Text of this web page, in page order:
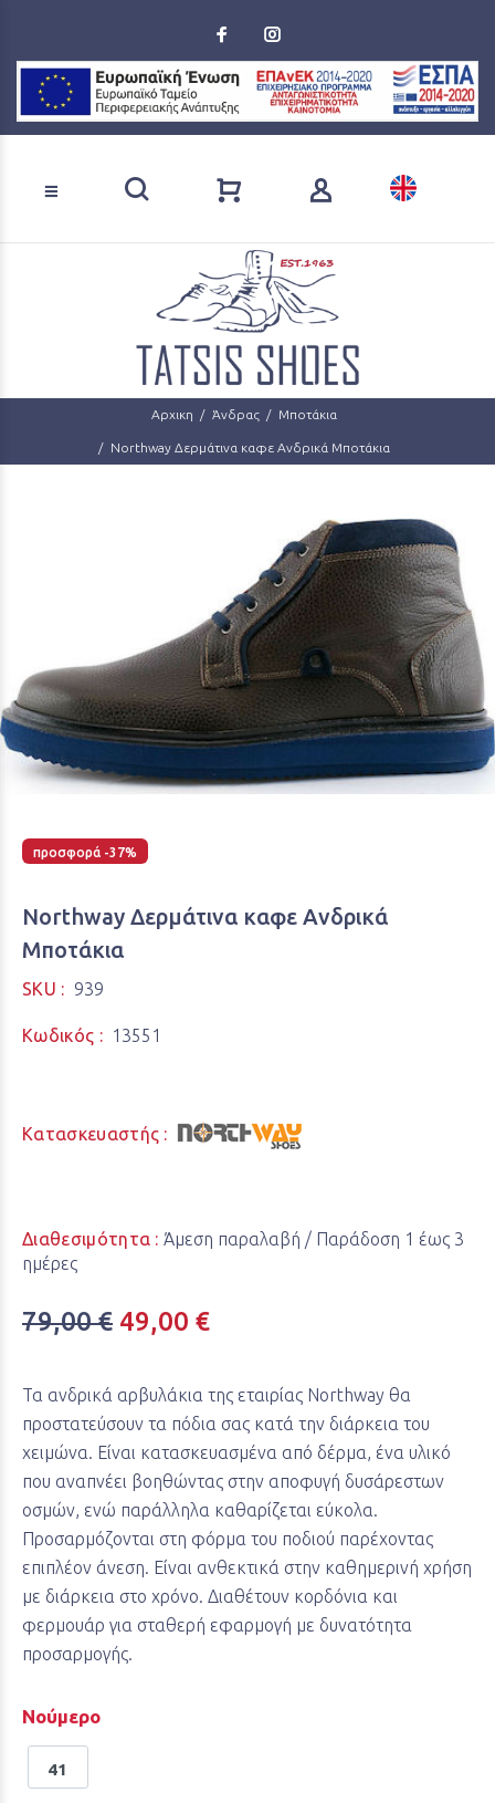
Αρχικη Άνδρας Μποτάκια
Northway Δερμάτινα καφε Ανδρικά Μποτάκια
προσφορά -37%
Northway Δερμάτινα καφε Ανδρικά
Μποτάκια
SKU : 939
Κωδικός : 13551
Κατασκευαστής :
Διαθεσιμότητα : Άμεση παραλαβή / Παράδoση 1 έως 3
ημέρες
79,00 € 49,00 €
Τα ανδρικά αρβυλάκια της εταιρίας Northway θα
προστατεύσουν τα πόδια σας κατά την διάρκεια του
χειμώνα. Είναι κατασκευασμένα από δέρμα, ένα υλικό
που αναπνέει βοηθώντας στην αποφυγή δυσάρεστων
οσμών, ενώ παράλληλα καθαρίζεται εύκολα.
Προσαρμόζονται στη φόρμα του ποδιού παρέχοντας
επιπλέον άνεση. Είναι ανθεκτικά στην καθημερινή χρήση
με διάρκεια στο χρόνο. Διαθέτουν κορδόνια και
φερμουάρ για σταθερή εφαρμογή με δυνατότητα
προσαρμογής.
Νούμερο
41